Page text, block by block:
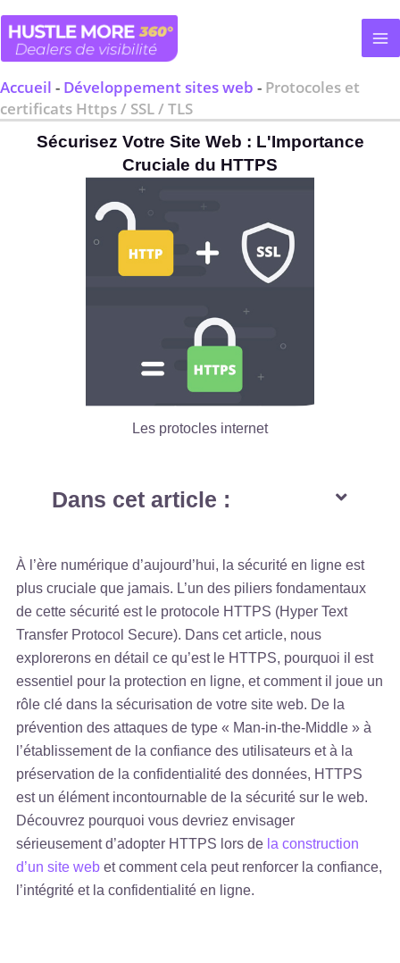
au
contenu
Accueil - Développement sites web - Protocoles et
certificats Https / SSL / TLS
Sécurisez Votre Site Web : L'Importance
Cruciale du HTTPS
Les protocles internet
Dans cet article :
À l’ère numérique d’aujourd’hui, la sécurité en ligne est
plus cruciale que jamais. L’un des piliers fondamentaux
de cette sécurité est le protocole HTTPS (Hyper Text
Transfer Protocol Secure). Dans cet article, nous
explorerons en détail ce qu’est le HTTPS, pourquoi il est
essentiel pour la protection en ligne, et comment il joue un
rôle clé dans la sécurisation de votre site web. De la
prévention des attaques de type « Man-in-the-Middle » à
l’établissement de la confiance des utilisateurs et à la
préservation de la confidentialité des données, HTTPS
est un élément incontournable de la sécurité sur le web.
Découvrez pourquoi vous devriez envisager
sérieusement d’adopter HTTPS lors de la construction
d’un site web et comment cela peut renforcer la confiance,
l’intégrité et la confidentialité en ligne.